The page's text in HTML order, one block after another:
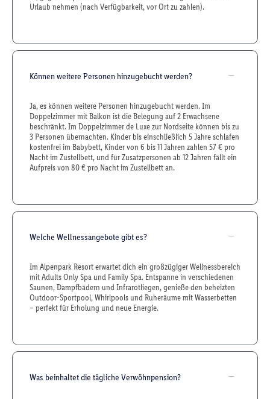
Urlaub nehmen (nach Verfügbarkeit, vor Ort zu zahlen).
Können weitere Personen hinzugebucht werden?
Ja, es können weitere Personen hinzugebucht werden. Im
Doppelzimmer mit Balkon ist die Belegung auf 2 Erwachsene
beschränkt. Im Doppelzimmer de Luxe zur Nordseite können bis zu
3 Personen übernachten. Kinder bis einschließlich 5 Jahre schlafen
kostenfrei im Babybett, Kinder von 6 bis 11 Jahren zahlen 57 € pro
Nacht im Zustellbett, und für Zusatzpersonen ab 12 Jahren fällt ein
Aufpreis von 80 € pro Nacht im Zustellbett an.
Welche Wellnessangebote gibt es?
Im Alpenpark Resort erwartet dich ein großzügiger Wellnessbereich
mit Adults Only Spa und Family Spa. Entspanne in verschiedenen
Saunen, Dampfbädern und Infrarotliegen, genieße den beheizten
Outdoor-Sportpool, Whirlpools und Ruheräume mit Wasserbetten
– perfekt für Erholung und neue Energie.
Was beinhaltet die tägliche Verwöhnpension?